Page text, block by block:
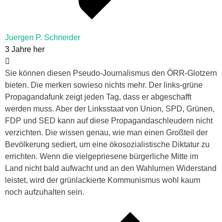
Juergen P. Schneider
3 Jahre her
Sie können diesen Pseudo-Journalismus den ÖRR-Glotzern
bieten. Die merken sowieso nichts mehr. Der links-grüne
Propagandafunk zeigt jeden Tag, dass er abgeschafft
werden muss. Aber der Linksstaat von Union, SPD, Grünen,
FDP und SED kann auf diese Propagandaschleudern nicht
verzichten. Die wissen genau, wie man einen Großteil der
Bevölkerung sediert, um eine ökosozialistische Diktatur zu
errichten. Wenn die vielgepriesene bürgerliche Mitte im
Land nicht bald aufwacht und an den Wahlurnen Widerstand
leistet, wird der grünlackierte Kommunismus wohl kaum
noch aufzuhalten sein.